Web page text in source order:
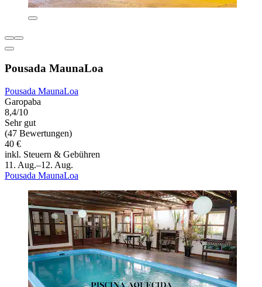
Pousada MaunaLoa
Pousada MaunaLoa
Garopaba
8,4/10
Sehr gut
(47 Bewertungen)
40 €
inkl. Steuern & Gebühren
11. Aug.–12. Aug.
Pousada MaunaLoa